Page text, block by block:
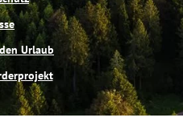
Urlaub